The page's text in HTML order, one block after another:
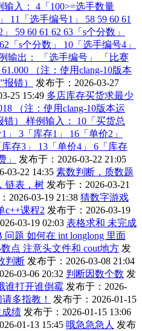
入： 4「100>=选手数量
11「选手编号1」 58 59 60 61
59 60 61 62 63「s个分数」
「s个分数」 10「选手编号4」
输出： 「选手编号」 「比赛
（注：使用clang-10版本
错）
发布于：2026-03-27
25 15:49 多店库存买货求最少
（注：使用clang-10版本运
错） 样例输入： 10「买货总
3「库存1」 16「单价2」
存3」 13「单价4」 6「库存
」
发布于：2026-03-22 21:05
03-22 14:35 素数判断，质数题
链表，树 发布于：2026-03-21
2026-03-19 21:38 猜数字游戏
c++课程2 发布于：2026-03-19
03-19 02:03 表格求和 未完成
问题 如何在 int longlong 里面
点 注意头文件和 cout地方 发
判断 发布于：2026-03-08 21:04
03-06 20:32 判断因数个数 发
谁打开谁倒霉 发布于：2026-
多指教！
发布于：2026-01-15
绩 发布于：2026-01-15 13:06
01-13 15:45 哦急急急人 发布